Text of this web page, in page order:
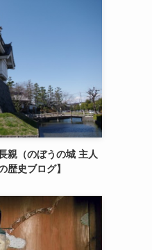
親（のぼうの城 主人
歴史ブログ】